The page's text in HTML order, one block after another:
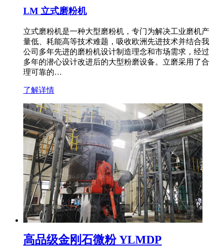
LM 立式磨粉机
立式磨粉机是一种大型磨粉机，专门为解决工业磨机产
量低、耗能高等技术难题，吸收欧洲先进技术并结合我
公司多年先进的磨粉机设计制造理念和市场需求，经过
多年的潜心设计改进后的大型粉磨设备。立磨采用了合
理可靠的…
了解详情
高品级金刚石微粉 YLMDP